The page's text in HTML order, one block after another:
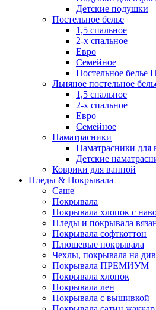
Детские подушки
Постельное белье
1,5 спальное
2-х спальное
Евро
Семейное
Постельное
Льняное постельное
1,5 спальное
2-х спальное
Евро
Семейное
Наматрасники
Наматрасники для
Детские
Коврики для ванной
Пледы & Покрывала
Саше
Покрывала
Покрывала хлопок с
Пледы и покрывала
Покрывала софткоттон
Плюшевые покрывала
Чехлы, покрывала на
Покрывала ПРЕМИУМ
Покрывала хлопок
Покрывала лен
Покрывала с вышивкой